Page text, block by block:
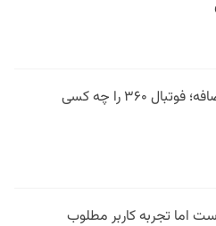
فیلتر در وقت اضافه؛ فوتبال ۳۶۰ را چه کسی
اما تجربه کاربر مطلوب